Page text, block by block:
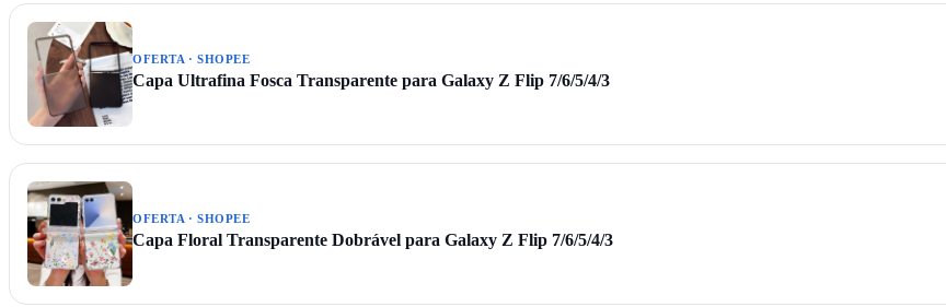
OFERTA · SHOPEE
Capa Ultrafina Fosca Transparente para Galaxy Z Flip 7/6/5/4/3
OFERTA · SHOPEE
Capa Floral Transparente Dobrável para Galaxy Z Flip 7/6/5/4/3